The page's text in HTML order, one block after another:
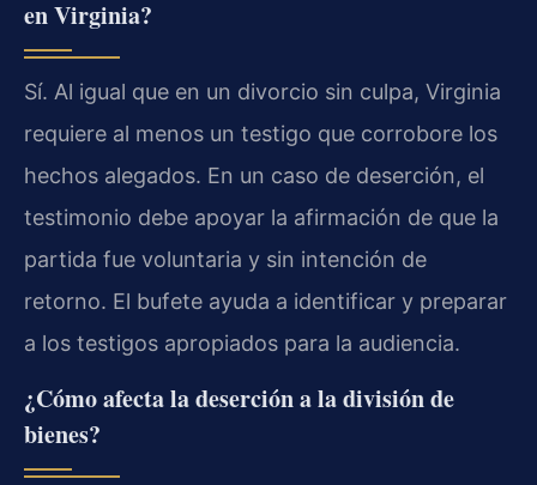
en Virginia?
Sí. Al igual que en un divorcio sin culpa, Virginia
requiere al menos un testigo que corrobore los
hechos alegados. En un caso de deserción, el
testimonio debe apoyar la afirmación de que la
partida fue voluntaria y sin intención de
retorno. El bufete ayuda a identificar y preparar
a los testigos apropiados para la audiencia.
¿Cómo afecta la deserción a la división de
bienes?